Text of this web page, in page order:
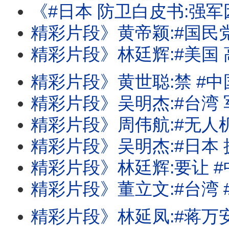
《#日本 防卫白皮书:强军因应#中俄 威胁!#麦考尔 :#中国 武统#台湾
精彩片段》黄帝颖:#国民党
精彩片段》林廷辉:#美国 高科
精彩片段》黄世聪:禁 #中国 当然
精彩片段》吴明杰:#台湾 军方
精彩片段》周伟航:#无人机 审议可
精彩片段》吴明杰:#日本 拥有反
精彩片段》林廷辉:要让 #中国 根
精彩片段》董立文:#台湾 #美国 军事合
精彩片段》林延凤:#蒋万安 完全